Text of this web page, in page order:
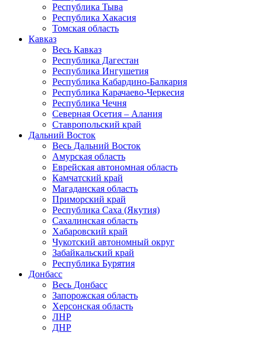
Республика Тыва
Республика Хакасия
Томская область
Кавказ
Весь Кавказ
Республика Дагестан
Республика Ингушетия
Республика Кабардино-Балкария
Республика Карачаево-Черкесия
Республика Чечня
Северная Осетия – Алания
Ставропольский край
Дальний Восток
Весь Дальний Восток
Амурская область
Еврейская автономная область
Камчатский край
Магаданская область
Приморский край
Республика Саха (Якутия)
Сахалинская область
Хабаровский край
Чукотский автономный округ
Забайкальский край
Республика Бурятия
Донбасс
Весь Донбасс
Запорожская область
Херсонская область
ЛНР
ДНР